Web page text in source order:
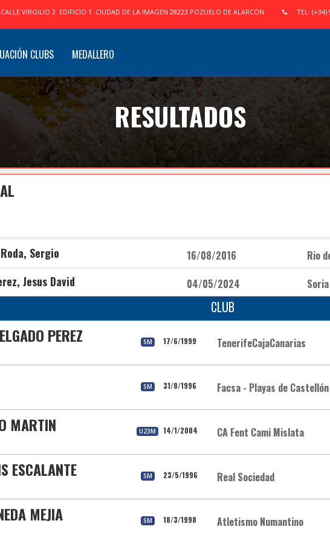
CALLE VIRGILIO 2. EDIFICIO 1. CIUDAD DE LA IMAGEN 28223 POZUELO DE ALARCÓN TEL: (+34)
CLUBS MEDALLERO
RESULTADOS
Sergio 16/08/2016 Rio
Jesus David 04/05/2024 Soria
CLUB
PEREZ SM 17/6/1999 TenerifeCajaCanarias
SM 31/8/1996 Facsa - Playas de Castellón
MARTIN U23M 14/1/2004 CA Fent Cami Mislata
ESCALANTE SM 23/5/1996 Real Sociedad
MEJIA SM 18/3/1998 Atletismo Numantino